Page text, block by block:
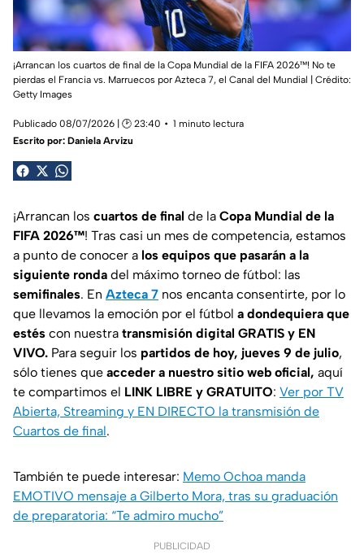
¡Arrancan los cuartos de final de la Copa Mundial de la FIFA 2026™! No te
pierdas el Francia vs. Marruecos por Azteca 7, el Canal del Mundial | Crédito:
Getty Images
Publicado 08/07/2026 | 🕑 23:40
1 minuto lectura
Escrito por: Daniela Arvizu
¡Arrancan los cuartos de final de la Copa Mundial de la
FIFA 2026™! Tras casi un mes de competencia, estamos
a punto de conocer a los equipos que pasarán a la
siguiente ronda del máximo torneo de fútbol: las
semifinales. En Azteca 7 nos encanta consentirte, por lo
que llevamos la emoción por el fútbol a dondequiera que
estés con nuestra transmisión digital GRATIS y EN
VIVO. Para seguir los partidos de hoy, jueves 9 de julio,
sólo tienes que acceder a nuestro sitio web oficial, aquí
te compartimos el LINK LIBRE y GRATUITO: Ver por TV
Abierta, Streaming y EN DIRECTO la transmisión de
Cuartos de final.
También te puede interesar: Memo Ochoa manda
EMOTIVO mensaje a Gilberto Mora, tras su graduación
de preparatoria: “Te admiro mucho”
PUBLICIDAD